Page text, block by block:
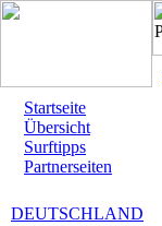
Startseite
Übersicht
Surftipps
Partnerseiten
DEUTSCHLAND